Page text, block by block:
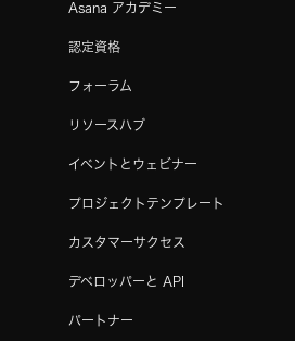
Asana アカデミー
認定資格
フォーラム
リソースハブ
イベントとウェビナー
プロジェクトテンプレート
カスタマーサクセス
デベロッパーと API
パートナー